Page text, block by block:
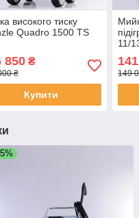
високого тиску
Quadro 1500 TS
850₴
₴
Купити
11/
149